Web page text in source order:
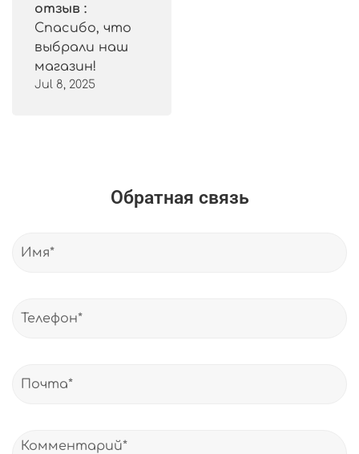
отзыв :
Спасибо, что
выбрали наш
магазин!
Jul 8, 2025
Обратная связь